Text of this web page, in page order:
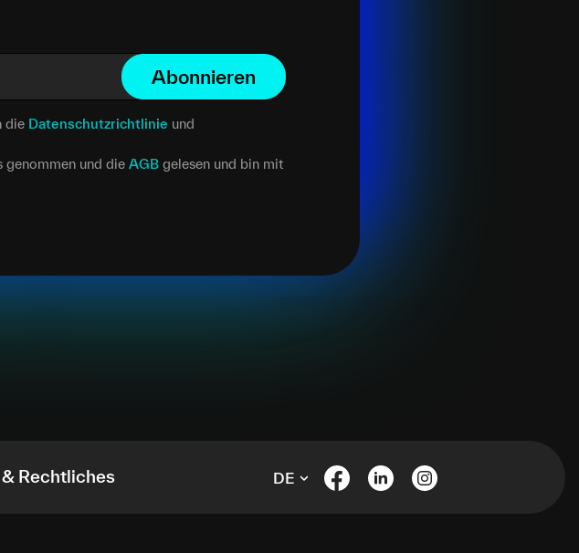
Abonnieren
die Datenschutzrichtlinie und
genommen und die AGB gelesen und bin mit
Rechtliches DE